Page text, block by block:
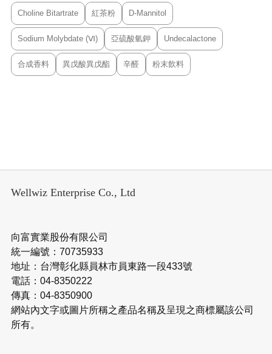
Choline Bitartrate 紅茶粉 D-Mannitol
Sodium Molybdate (Ⅵ) 亞硫酸氫鉀 Undecalactone
合成香料 異戊酸異戊酯 辛醛 粉末飲料
Wellwiz Enterprise Co., Ltd
向富實業股份有限公司
統一編號：70735933
地址：台灣彰化縣員林市員東路一段433號
電話：04-8350222
傳真：04-8350900
網站內文字或圖片所稱之產品名稱及呈現之商標屬該公司
所有。